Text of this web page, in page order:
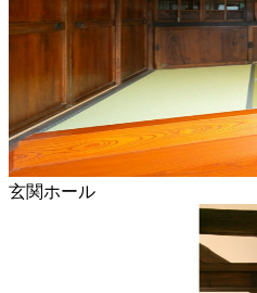
玄関ホール